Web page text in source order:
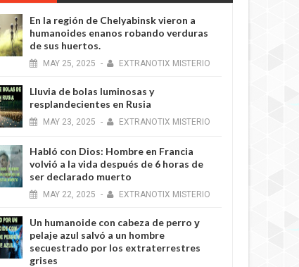
En la región de Chelyabinsk vieron a
humanoides enanos robando verduras
de sus huertos.
MAY 25, 2025 - EXTRANOTIX MISTERIO
Lluvia de bolas luminosas y
resplandecientes en Rusia
MAY 23, 2025 - EXTRANOTIX MISTERIO
Habló con Dios: Hombre en Francia
volvió a la vida después de 6 horas de
ser declarado muerto
MAY 22, 2025 - EXTRANOTIX MISTERIO
Un humanoide con cabeza de perro у
pelaje azul salvó a un hombre
secuestrado por los extraterrestres
grises